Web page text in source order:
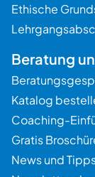
Ethische
Beratung
Katalog
Coaching-
Gratis
News und